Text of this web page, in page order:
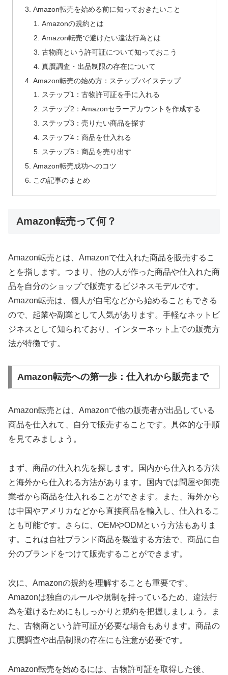
Amazon転売を始める前に知っておきたいこと
Amazonの規約とは
Amazon転売で避けたい違法行為とは
古物商という許可証について知っておこう
真贋調査・出品制限の存在について
Amazon転売の始め方：ステップバイステップ
ステップ1：古物許可証を手に入れる
ステップ2：Amazonセラーアカウントを作成する
ステップ3：売りたい商品を探す
ステップ4：商品を仕入れる
ステップ5：商品を売り出す
Amazon転売成功へのコツ
この記事のまとめ
Amazon転売って何？
Amazon転売とは、Amazonで仕入れた商品を販売するこ
とを指します。つまり、他の人が作った商品や仕入れた商
品を自分のショップで販売するビジネスモデルです。
Amazon転売は、個人が自宅などから始めることもできる
ので、起業や副業として人気があります。手軽なネットビ
ジネスとして知られており、インターネット上での販売方
法が特徴です。
Amazon転売への第一歩：仕入れから販売まで
Amazon転売とは、Amazonで他の販売者が出品している
商品を仕入れて、自分で販売することです。具体的な手順
を見てみましょう。
まず、商品の仕入れ先を探します。国内から仕入れる方法
と海外から仕入れる方法があります。国内では問屋や卸売
業者から商品を仕入れることができます。また、海外から
は中国やアメリカなどから直接商品を輸入し、仕入れるこ
とも可能です。さらに、OEMやODMという方法もありま
す。これは自社ブランド商品を製造する方法で、商品に自
分のブランドをつけて販売することができます。
次に、Amazonの規約を理解することも重要です。
Amazonは独自のルールや規制を持っているため、違法行
為を避けるためにもしっかりと規約を把握しましょう。ま
た、古物商という許可証が必要な場合もあります。商品の
真贋調査や出品制限の存在にも注意が必要です。
Amazon転売を始めるには、古物許可証を取得した後、